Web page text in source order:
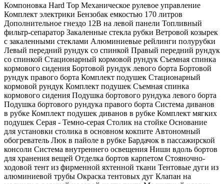
Компоновка Hard Top Механическое рулевое управление
Комплект электрики Бензобак емкостью 170 литров
Дополнительное гнездо 12В на левой панели Топливный
фильтр-сепаратор Закаленные стекла рубки Ветровой козырек
с закаленными стеклами Алюминиевые рейлинги полурубки
Левый передний рундук со спинкой Правый передний рундук
со спинкой Стационарный кормовой рундук Съемная спинка
кормового сидения Бортовой рундук левого борта Бортовой
рундук правого борта Комплект подушек Стационарный
кормовой рундук Комплект подушек Съемная спинка
кормового сидения Подушка бортового рундука левого борта
Подушка бортового рундука правого борта Система диванов
в рубке Комплект подушек диванов в рубке Комплект мягких
подушек Серая - Темно-серая Столик на стойке Основание
для установки столика в основном кокпите Автономный
обогреватель Люк в пайоле в рубке Бардачок в пассажирской
консоли Система внутреннего освещения Ниши вдоль бортов
для хранения вещей Отделка бортов карпетом Стояночно-
ходовой тент из фирменной яхтенной ткани Тентовые дуги из
алюминиевой трубы Окраска тентовых дуг Клапан на